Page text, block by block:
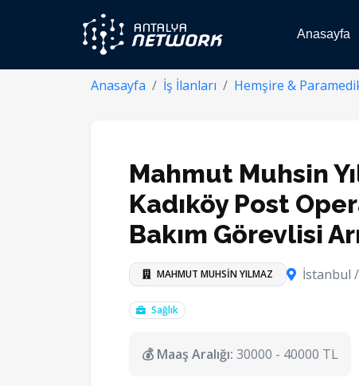
Anasayfa
Anasayfa İş İlanları Hemşire &
Mahmut Muhsin
Kadıköy Post
Bakım Görevlisi
MAHMUT MUHSİN YILMAZ İstanbul
Sağlık
💰 Maaş Aralığı: 30000 - 40000 TL